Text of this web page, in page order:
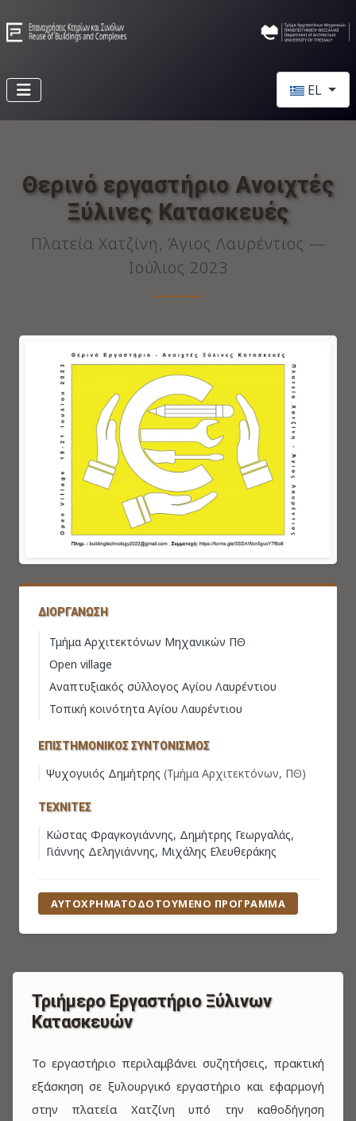
EL
Θερινό εργαστήριο Ανοιχτές
Ξύλινες Κατασκευές
Πλατεία Χατζίνη, Άγιος Λαυρέντιος —
Ιούλιος 2023
ΔΙΟΡΓΆΝΩΣΗ
Τμήμα Αρχιτεκτόνων Μηχανικών ΠΘ
Open village
Αναπτυξιακός σύλλογος Αγίου Λαυρέντιου
Τοπική κοινότητα Αγίου Λαυρέντιου
ΕΠΙΣΤΗΜΟΝΙΚΌΣ ΣΥΝΤΟΝΙΣΜΌΣ
Ψυχογυιός Δημήτρης (Τμήμα Αρχιτεκτόνων, ΠΘ)
ΤΕΧΝΊΤΕΣ
Κώστας Φραγκογιάννης, Δημήτρης Γεωργαλάς,
Γιάννης Δεληγιάννης, Μιχάλης Ελευθεράκης
ΑΥΤΟΧΡΗΜΑΤΟΔΟΤΟΎΜΕΝΟ ΠΡΌΓΡΑΜΜΑ
Τριήμερο Εργαστήριο Ξύλινων
Κατασκευών
Το εργαστήριο περιλαμβάνει συζητήσεις, πρακτική
εξάσκηση σε ξυλουργικό εργαστήριο και εφαρμογή
στην πλατεία Χατζίνη υπό την καθοδήγηση